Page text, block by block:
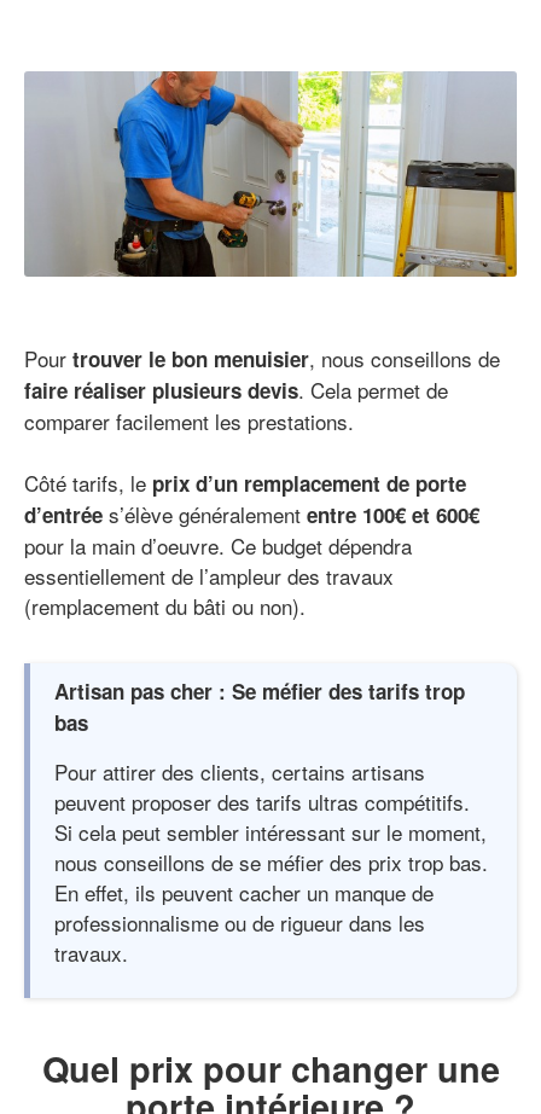
Pour trouver le bon menuisier, nous conseillons de
faire réaliser plusieurs devis. Cela permet de
comparer facilement les prestations.
Côté tarifs, le prix d’un remplacement de porte
d’entrée s’élève généralement entre 100€ et 600€
pour la main d’oeuvre. Ce budget dépendra
essentiellement de l’ampleur des travaux
(remplacement du bâti ou non).
Artisan pas cher : Se méfier des tarifs trop
bas
Pour attirer des clients, certains artisans
peuvent proposer des tarifs ultras compétitifs.
Si cela peut sembler intéressant sur le moment,
nous conseillons de se méfier des prix trop bas.
En effet, ils peuvent cacher un manque de
professionnalisme ou de rigueur dans les
travaux.
Quel prix pour changer une